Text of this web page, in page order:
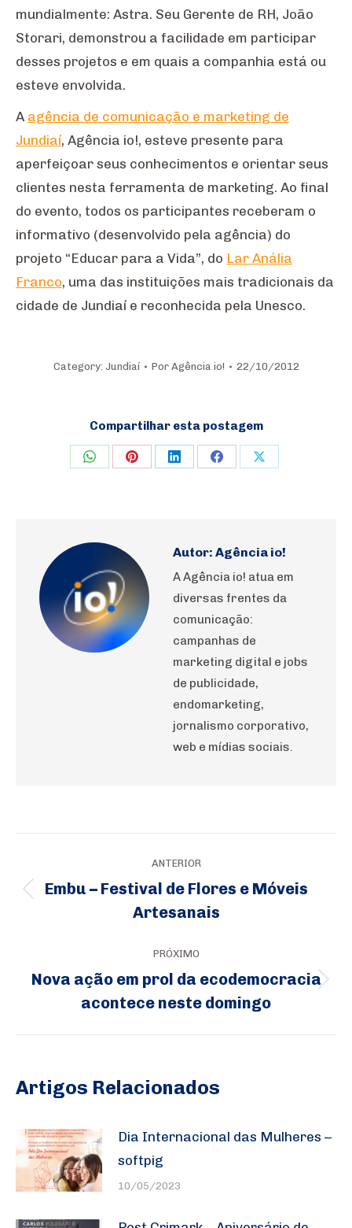
mundialmente: Astra. Seu Gerente de RH, João
Storari, demonstrou a facilidade em participar
desses projetos e em quais a companhia está ou
esteve envolvida.
A agência de comunicação e marketing de
Jundiaí, Agência io!, esteve presente para
aperfeiçoar seus conhecimentos e orientar seus
clientes nesta ferramenta de marketing. Ao final
do evento, todos os participantes receberam o
informativo (desenvolvido pela agência) do
projeto “Educar para a Vida”, do Lar Anália
Franco, uma das instituições mais tradicionais da
cidade de Jundiaí e reconhecida pela Unesco.
Category: Jundiaí Por Agência io! 22/10/2012
Compartilhar esta postagem
Share Share Share Share Share
Autor: Agência io!
A Agência io! atua em
diversas frentes da
comunicação:
campanhas de
marketing digital e jobs
de publicidade,
endomarketing,
jornalismo corporativo,
web e mídias sociais.
de
ANTERIOR
Embu – Festival de Flores e Móveis
Artesanais
PRÓXIMO
Nova ação em prol da ecodemocracia
acontece neste domingo
Artigos Relacionados
Dia Internacional das Mulheres –
softpig
10/05/2023